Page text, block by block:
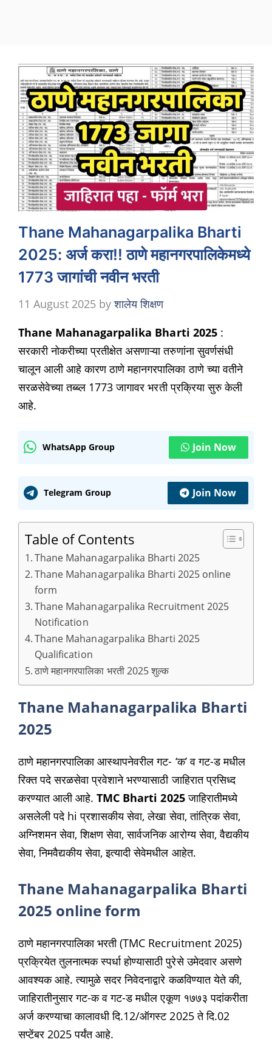
Thane Mahanagarpalika Bharti
2025: अर्ज करा!! ठाणे महानगरपालिकेमध्ये
1773 जागांची नवीन भरती
11 August 2025 byशालेय शिक्षण
Thane Mahanagarpalika Bharti 2025:
सरकारी नोकरीच्या प्रतीक्षेत असणाऱ्या तरुणांना सुवर्णसंधी
चालून आली आहे कारण ठाणे महानगरपालिका ठाणे च्या वतीने
सरळसेवेच्या तब्ब्ल 1773 जागावर भरती प्रक्रिया सुरु केली
आहे.
WhatsApp Group Join Now
Telegram Group Join Now
Table of Contents
Thane Mahanagarpalika Bharti 2025
Thane Mahanagarpalika Bharti 2025 online
form
Thane Mahanagarpalika Recruitment 2025
Notification
Thane Mahanagarpalika Bharti 2025
Qualification
ठाणे महानगरपालिका भरती 2025 शुल्क
Thane Mahanagarpalika Bharti
2025
ठाणे महानगरपालिका आस्थापनेवरील गट- ‘क’ व गट-ड मधील
रिक्त पदे सरळसेवा प्रवेशाने भरण्यासाठी जाहिरात प्रसिध्द
करण्यात आली आहे.TMC Bharti 2025जाहिरातीमध्ये
असलेली पदे hi प्रशासकीय सेवा, लेखा सेवा, तांत्रिक सेवा,
अग्निशमन सेवा, शिक्षण सेवा, सार्वजनिक आरोग्य सेवा, वैद्यकीय
सेवा, निमवैद्यकीय सेवा, इत्यादी सेवेमधील आहेत.
Thane Mahanagarpalika Bharti
2025 online form
ठाणे महानगरपालिका भरती (TMC Recruitment 2025)
प्रक्रियेत तुलनात्मक स्पर्धा होण्यासाठी पुरेसे उमेदवार असणे
आवश्यक आहे. त्यामुळे सदर निवेदनाद्वारे कळविण्यात येते की,
जाहिरातीनुसार गट-क व गट-ड मधील एकूण १७७३ पदांकरीता
अर्ज करण्याचा कालावधी दि.12/ऑगस्ट 2025 ते दि.02
सप्टेंबर 2025 पर्यंत आहे.